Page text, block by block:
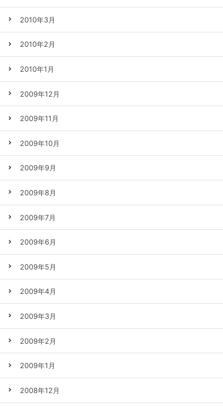
2010年3月
2010年2月
2010年1月
2009年12月
2009年11月
2009年10月
2009年9月
2009年8月
2009年7月
2009年6月
2009年5月
2009年4月
2009年3月
2009年2月
2009年1月
2008年12月